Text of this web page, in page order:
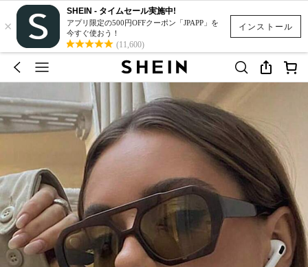
インストール
×
SHEIN - タイムセール実施中!
アプリ限定の500円OFFクーポン「JPAPP」を
今すぐ使おう！
(11,600)